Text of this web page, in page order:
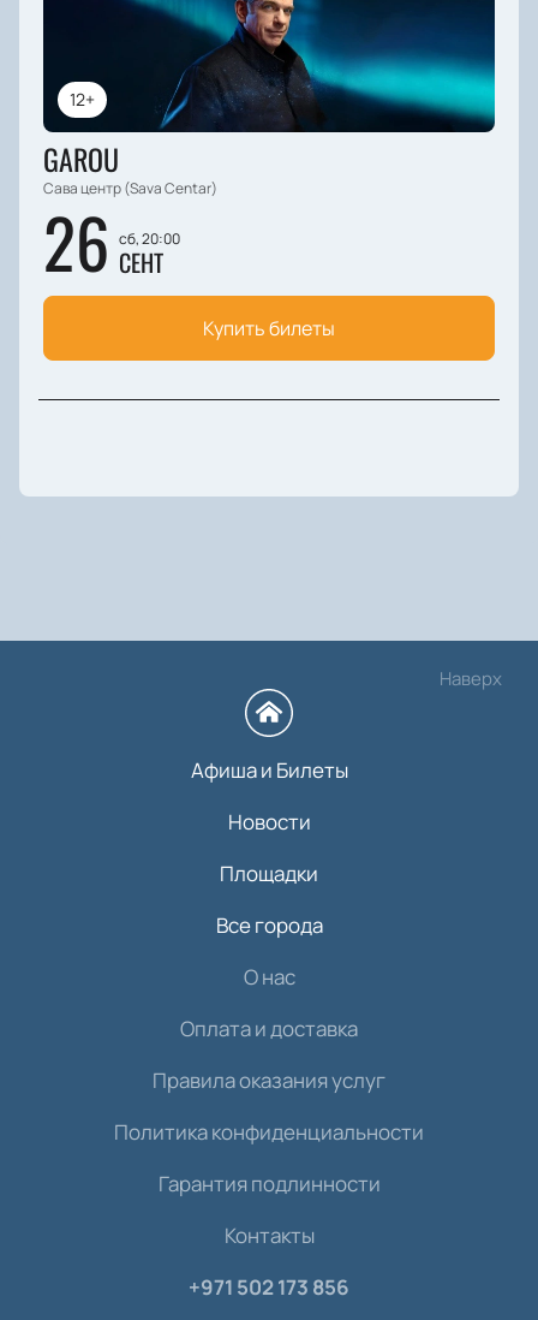
12+
GAROU
Сава центр (Sava Centar)
26 сб, 20:00
СЕНТ
Купить билеты
Наверх
Афиша и Билеты
Новости
Площадки
Все города
О нас
Оплата и доставка
Правила оказания услуг
Политика конфиденциальности
Гарантия подлинности
Контакты
+971 502 173 856